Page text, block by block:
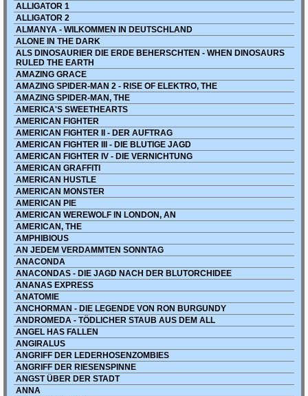
ALLIGATOR 1
ALLIGATOR 2
ALMANYA - WILKOMMEN IN DEUTSCHLAND
ALONE IN THE DARK
ALS DINOSAURIER DIE ERDE BEHERSCHTEN - WHEN DINOSAURS
RULED THE EARTH
AMAZING GRACE
AMAZING SPIDER-MAN 2 - RISE OF ELEKTRO, THE
AMAZING SPIDER-MAN, THE
AMERICA'S SWEETHEARTS
AMERICAN FIGHTER
AMERICAN FIGHTER II - DER AUFTRAG
AMERICAN FIGHTER III - DIE BLUTIGE JAGD
AMERICAN FIGHTER IV - DIE VERNICHTUNG
AMERICAN GRAFFITI
AMERICAN HUSTLE
AMERICAN MONSTER
AMERICAN PIE
AMERICAN WEREWOLF IN LONDON, AN
AMERICAN, THE
AMPHIBIOUS
AN JEDEM VERDAMMTEN SONNTAG
ANACONDA
ANACONDAS - DIE JAGD NACH DER BLUTORCHIDEE
ANANAS EXPRESS
ANATOMIE
ANCHORMAN - DIE LEGENDE VON RON BURGUNDY
ANDROMEDA - TÖDLICHER STAUB AUS DEM ALL
ANGEL HAS FALLEN
ANGIRALUS
ANGRIFF DER LEDERHOSENZOMBIES
ANGRIFF DER RIESENSPINNE
ANGST ÜBER DER STADT
ANNA